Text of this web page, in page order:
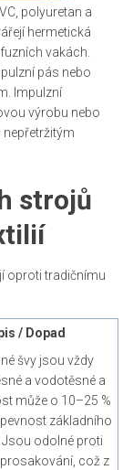
polyuretan a
hermetická
vakách.
pás nebo
Impulzní
výrobu nebo
strojů
oproti tradičnímu
/ Dopad
švy jsou vždy
a vodotěsné a
může o 10–25 %
základního
Jsou odolné proti
což z